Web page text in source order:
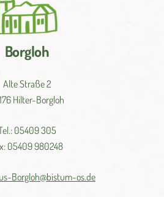
Borgloh
Alte Straße 2
Hilter-Borgloh
05409 305
05409 980248
Borgloh@bistum-os.de